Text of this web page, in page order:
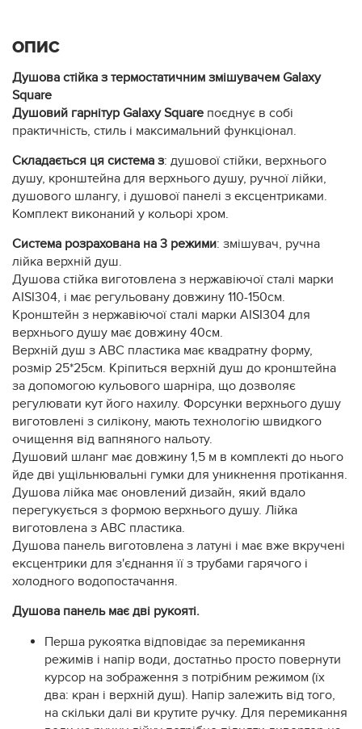
ОПИС
Душова стійка з термостатичним змішувачем Galaxy
Square
Душовий гарнітур Galaxy Square поєднує в собі
практичність, стиль і максимальний функціонал.
Складається ця система з: душової стійки, верхнього
душу, кронштейна для верхнього душу, ручної лійки,
душового шлангу, і душової панелі з ексцентриками.
Комплект виконаний у кольорі хром.
Система розрахована на 3 режими: змішувач, ручна
лійка верхній душ.
Душова стійка виготовлена з нержавіючої сталі марки
AISI304, і має регульовану довжину 110-150см.
Кронштейн з нержавіючої сталі марки AISI304 для
верхнього душу має довжину 40см.
Верхній душ з АВС пластика має квадратну форму,
розмір 25*25см. Кріпиться верхній душ до кронштейна
за допомогою кульового шарніра, що дозволяє
регулювати кут його нахилу. Форсунки верхнього душу
виготовлені з силікону, мають технологію швидкого
очищення від вапняного нальоту.
Душовий шланг має довжину 1,5 м в комплекті до нього
йде дві ущільнювальні гумки для уникнення протікання.
Душова лійка має оновлений дизайн, який вдало
перегукується з формою верхнього душу. Лійка
виготовлена з АВС пластика.
Душова панель виготовлена з латуні і має вже вкручені
ексцентрики для з'єднання її з трубами гарячого і
холодного водопостачання.
Душова панель має дві рукояті.
Перша рукоятка відповідає за перемикання
режимів і напір води, достатньо просто повернути
курсор на зображення з потрібним режимом (їх
два: кран і верхній душ). Напір залежить від того,
на скільки далі ви крутите ручку. Для перемикання